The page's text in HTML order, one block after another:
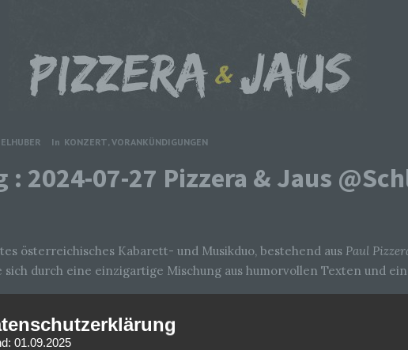
In KONZERT, VORANKÜNDIGUNGEN
2024-07-27 Pizzera & Jaus
österreichisches Kabarett- und Musikduo, bestehend aus Paul
sich durch eine einzigartige Mischung aus humorvollen Texten und
seine Karriere als Kabarettist, während
, Jahrgang 1983,
Programm „unerhört solide“ brachte ihnen sofort großen
01.09.2025